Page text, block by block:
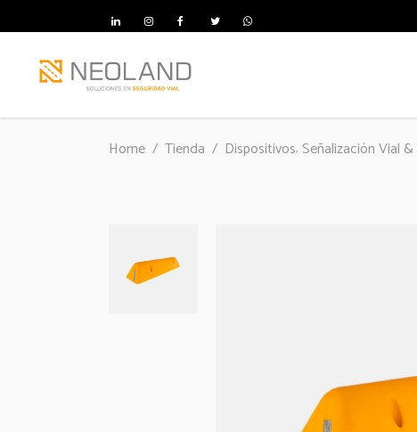
Home / Tienda / Dispositivos, Señalización Vial